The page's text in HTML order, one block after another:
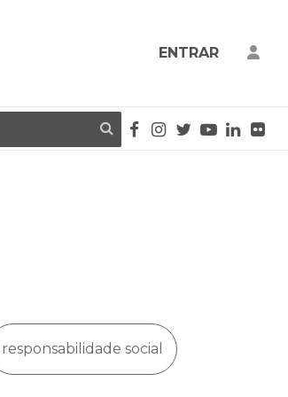
ENTRAR
responsabilidade social